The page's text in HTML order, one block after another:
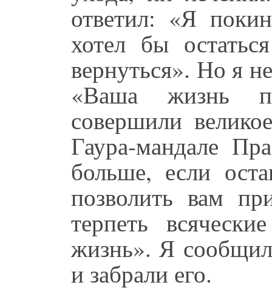
ответил: «Я
хотел бы
вернуться». Но я
«Ваша жизнь
совершили
Гаура-мандале
больше, если
позволить вам
терпеть
жизнь». Я
и забрали его.